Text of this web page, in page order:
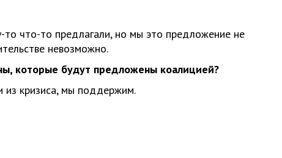
то что-то предлагали, но мы это предложение не
невозможно.
которые будут предложены коалицией?
из кризиса, мы поддержим.